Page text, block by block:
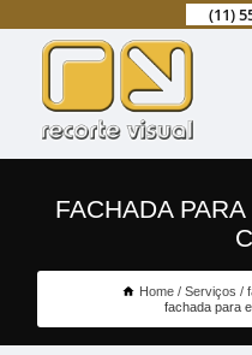
(11)
FACHADA
Home Serviços
fachada para